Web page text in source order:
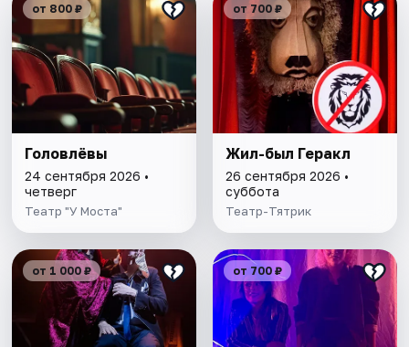
от 800 ₽
Головлёвы
24 сентября 2026 •
четверг
Театр "У Моста"
от 700 ₽
Жил-был Геракл
26 сентября 2026 •
суббота
Театр-Тятрик
от 1 000 ₽ от 700 ₽